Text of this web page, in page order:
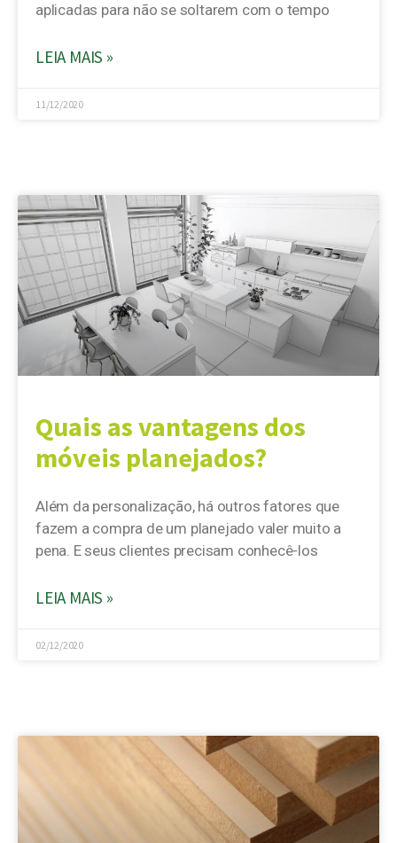
aplicadas para não se soltarem com o tempo
LEIA MAIS »
11/12/2020
Quais as vantagens dos
móveis planejados?
Além da personalização, há outros fatores que
fazem a compra de um planejado valer muito a
pena. E seus clientes precisam conhecê-los
LEIA MAIS »
02/12/2020